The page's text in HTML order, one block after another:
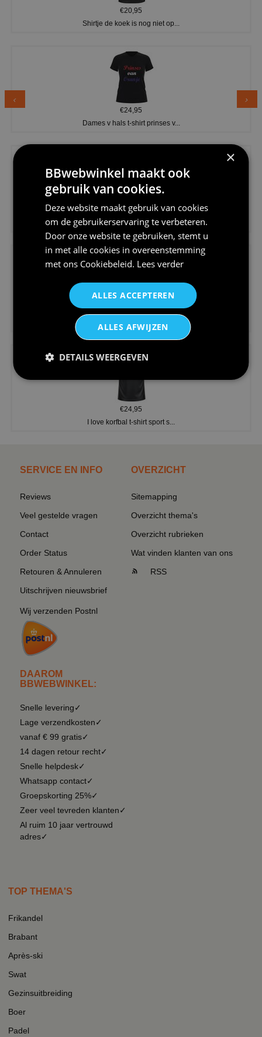
€20,95
Shirtje de koek is nog niet op...
€24,95
Dames v hals t-shirt prinses v...
€24,95
Koningsdag shirt heren v-hals ...
€24,95
€24,95
I love korfbal t-shirt sport s...
SERVICE EN INFO
Reviews
Veel gestelde vragen
Contact
Order Status
Retouren & Annuleren
Uitschrijven nieuwsbrief
Wij verzenden Postnl
DAAROM
BBWEBWINKEL:
Snelle levering✓
Lage verzendkosten✓
vanaf € 99 gratis✓
14 dagen retour recht✓
Snelle helpdesk✓
Whatsapp contact✓
Groepskorting 25%✓
Zeer veel tevreden klanten✓
Al ruim 10 jaar vertrouwd
adres✓
OVERZICHT
Sitemapping
Overzicht thema's
Overzicht rubrieken
Wat vinden klanten van ons
RSS
TOP THEMA'S
Frikandel
Brabant
Après-ski
Swat
Gezinsuitbreiding
Boer
Padel
×
BBwebwinkel maakt ook
gebruik van cookies.
Deze website maakt gebruik van cookies
om de gebruikerservaring te verbeteren.
Door onze website te gebruiken, stemt u
in met alle cookies in overeenstemming
met ons Cookiebeleid. Lees verder
ALLES ACCEPTEREN
ALLES AFWIJZEN
DETAILS WEERGEVEN